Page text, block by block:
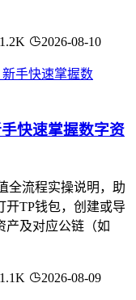
1.2K 2026-08-10
快速掌握数字资
全流程实操说明，助
开TP钱包，创建或导
产及对应公链（如
1.1K 2026-08-09